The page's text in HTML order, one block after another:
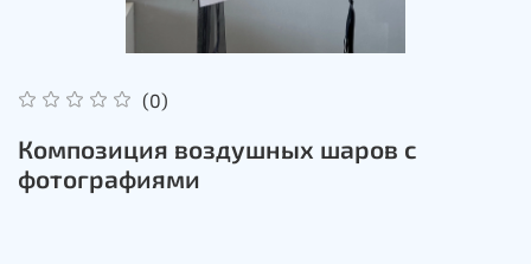
(0)
Композиция воздушных шаров с
фотографиями